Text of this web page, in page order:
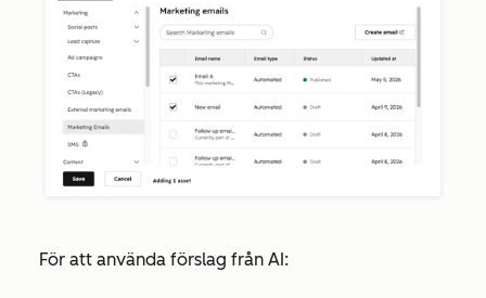
För att använda förslag från AI: